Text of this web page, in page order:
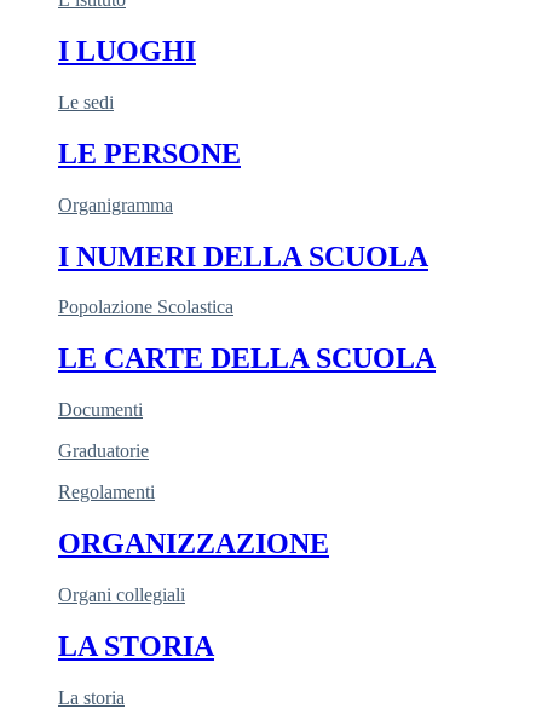
I LUOGHI
Le sedi
LE PERSONE
Organigramma
I NUMERI DELLA SCUOLA
Popolazione Scolastica
LE CARTE DELLA SCUOLA
Documenti
Graduatorie
Regolamenti
ORGANIZZAZIONE
Organi collegiali
LA STORIA
La storia